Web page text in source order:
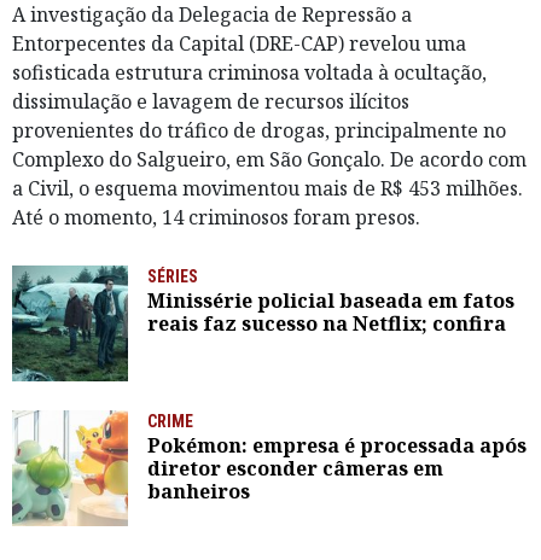
A investigação da Delegacia de Repressão a
Entorpecentes da Capital (DRE-CAP) revelou uma
sofisticada estrutura criminosa voltada à ocultação,
dissimulação e lavagem de recursos ilícitos
provenientes do tráfico de drogas, principalmente no
Complexo do Salgueiro, em São Gonçalo. De acordo com
a Civil, o esquema movimentou mais de R$ 453 milhões.
Até o momento, 14 criminosos foram presos.
SÉRIES
Minissérie policial baseada em fatos
reais faz sucesso na Netflix; confira
CRIME
Pokémon: empresa é processada após
diretor esconder câmeras em
banheiros